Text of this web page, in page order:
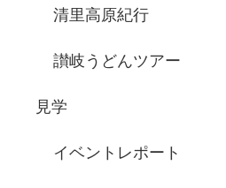
清里高原紀行
讃岐うどんツアー
見学
イベントレポート